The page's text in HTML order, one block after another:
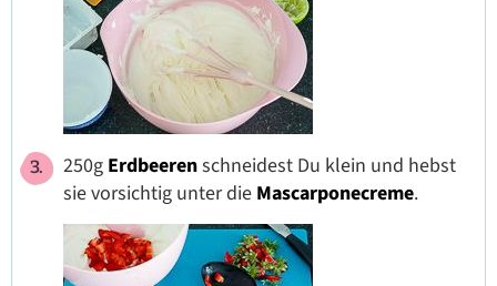
250g Erdbeerenschneidest Du klein und hebst
sie vorsichtig unter die Mascarponecreme.